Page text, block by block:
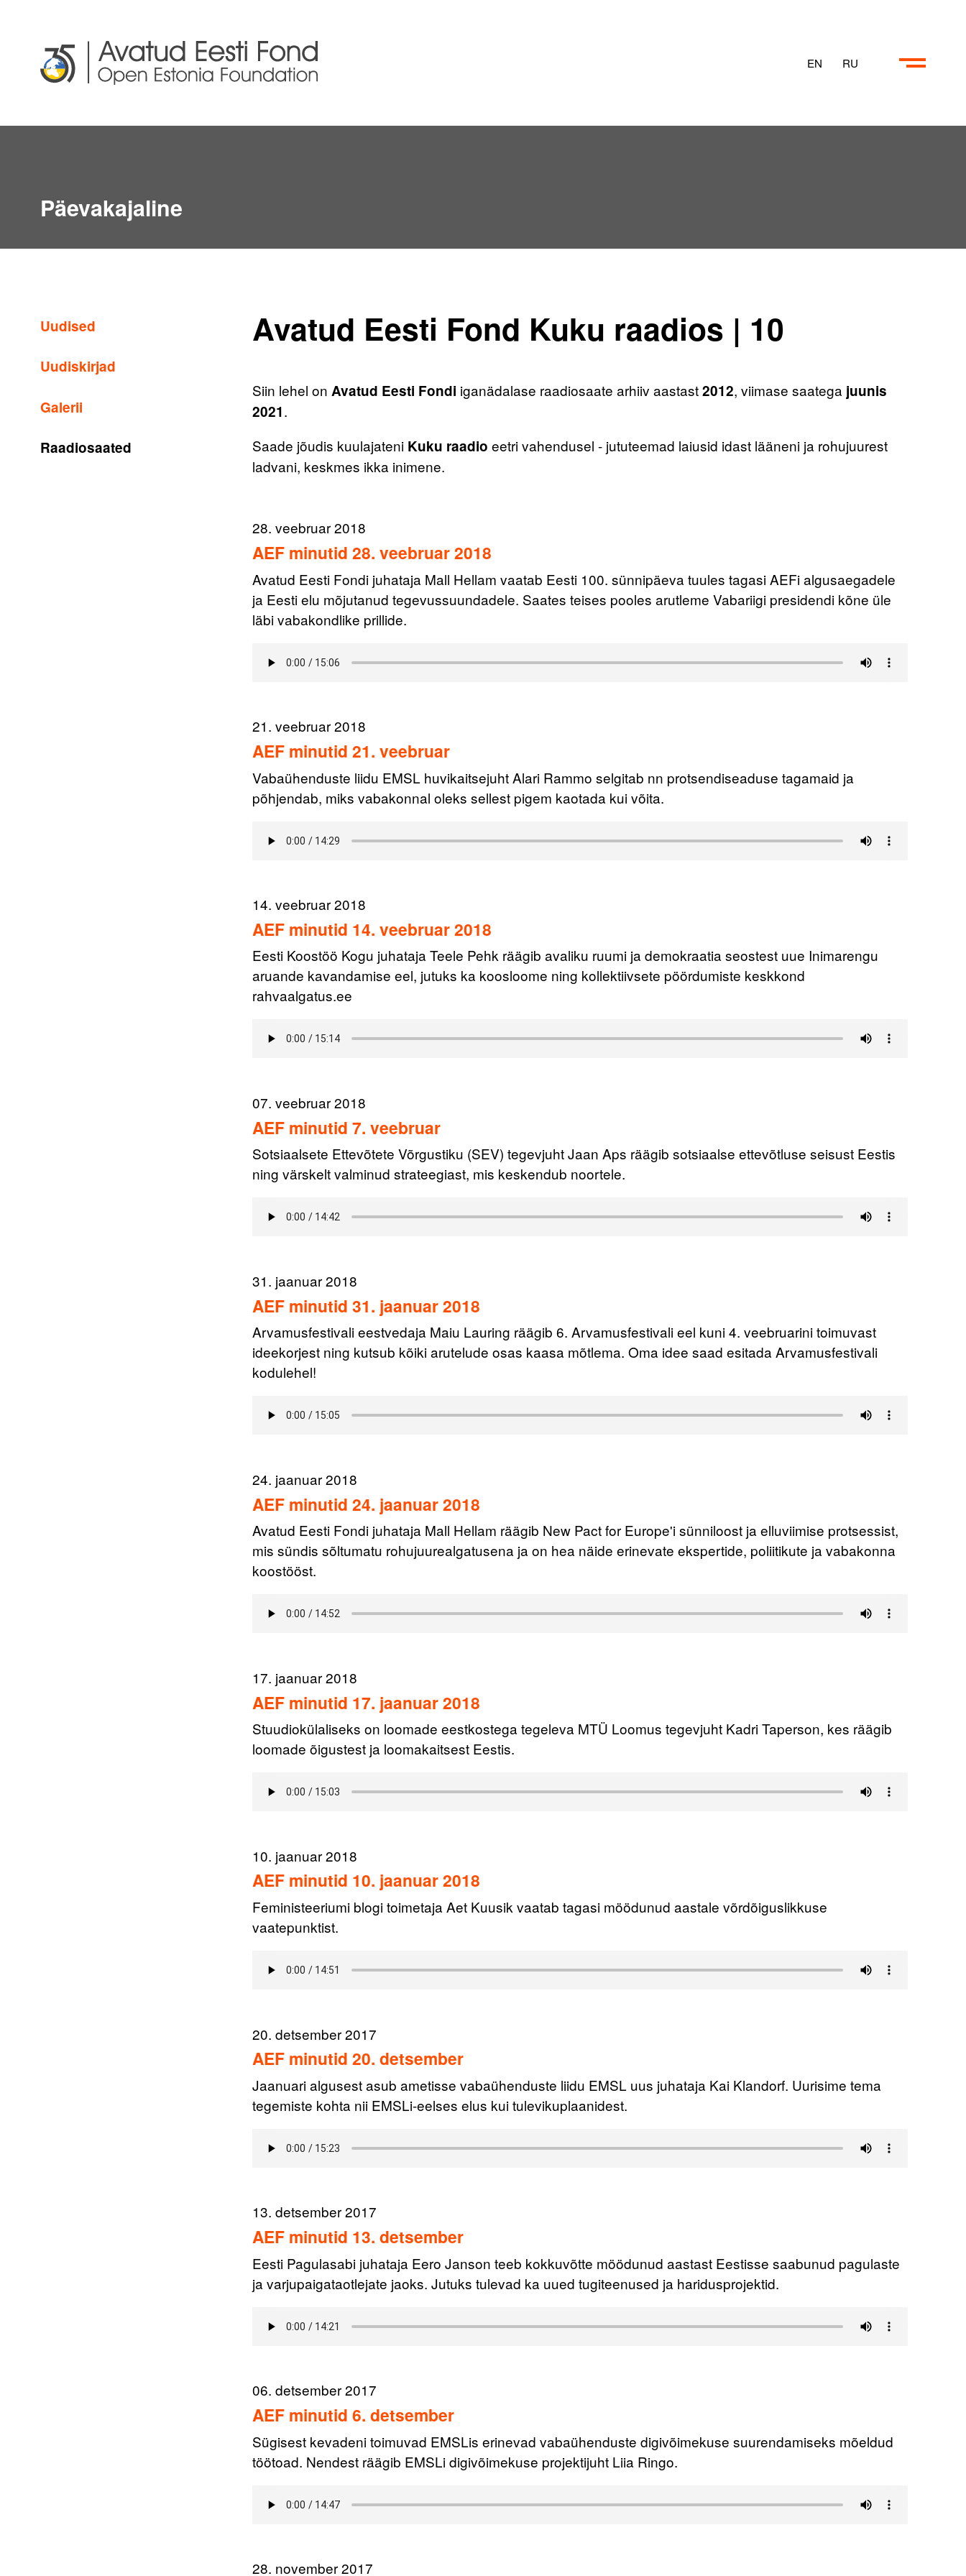
EN RU
Päevakajaline
Uudised
Uudiskirjad
Galerii
Raadiosaated
Avatud Eesti Fond Kuku raadios | 10
Siin lehel on Avatud Eesti Fondi iganädalase raadiosaate arhiiv aastast2012, viimase saatega juunis
2021.
Saade jõudis kuulajateni Kuku raadio eetri vahendusel - jututeemad laiusid idast lääneni ja rohujuurest
ladvani, keskmes ikka inimene.
28. veebruar 2018
AEF minutid 28. veebruar 2018
Avatud Eesti Fondi juhataja Mall Hellam vaatab Eesti 100. sünnipäeva tuules tagasi AEFi algusaegadele
ja Eesti elu mõjutanud tegevussuundadele. Saates teises pooles arutleme Vabariigi presidendi kõne üle
läbi vabakondlike prillide.
21. veebruar 2018
AEF minutid 21. veebruar
Vabaühenduste liidu EMSL huvikaitsejuht Alari Rammo selgitab nn protsendiseaduse tagamaid ja
põhjendab, miks vabakonnal oleks sellest pigem kaotada kui võita.
14. veebruar 2018
AEF minutid 14. veebruar 2018
Eesti Koostöö Kogu juhataja Teele Pehk räägib avaliku ruumi ja demokraatia seostest uue Inimarengu
aruande kavandamise eel, jutuks ka koosloome ning kollektiivsete pöördumiste keskkond
rahvaalgatus.ee
07. veebruar 2018
AEF minutid 7. veebruar
Sotsiaalsete Ettevõtete Võrgustiku (SEV) tegevjuht Jaan Aps räägib sotsiaalse ettevõtluse seisust Eestis
ning värskelt valminud strateegiast, mis keskendub noortele.
31. jaanuar 2018
AEF minutid 31. jaanuar 2018
Arvamusfestivali eestvedaja Maiu Lauring räägib 6. Arvamusfestivali eel kuni 4. veebruarini toimuvast
ideekorjest ning kutsub kõiki arutelude osas kaasa mõtlema. Oma idee saad esitada Arvamusfestivali
kodulehel!
24. jaanuar 2018
AEF minutid 24. jaanuar 2018
Avatud Eesti Fondi juhataja Mall Hellam räägib New Pact for Europe'i sünniloost ja elluviimise protsessist,
mis sündis sõltumatu rohujuurealgatusena ja on hea näide erinevate ekspertide, poliitikute ja vabakonna
koostööst.
17. jaanuar 2018
AEF minutid 17. jaanuar 2018
Stuudiokülaliseks on loomade eestkostega tegeleva MTÜ Loomus tegevjuht Kadri Taperson, kes räägib
loomade õigustest ja loomakaitsest Eestis.
10. jaanuar 2018
AEF minutid 10. jaanuar 2018
Feministeeriumi blogi toimetaja Aet Kuusik vaatab tagasi möödunud aastale võrdõiguslikkuse
vaatepunktist.
20. detsember 2017
AEF minutid 20. detsember
Jaanuari algusest asub ametisse vabaühenduste liidu EMSL uus juhataja Kai Klandorf. Uurisime tema
tegemiste kohta nii EMSLi-eelses elus kui tulevikuplaanidest.
13. detsember 2017
AEF minutid 13. detsember
Eesti Pagulasabi juhataja Eero Janson teeb kokkuvõtte möödunud aastast Eestisse saabunud pagulaste
ja varjupaigataotlejate jaoks. Jutuks tulevad ka uued tugiteenused ja haridusprojektid.
06. detsember 2017
AEF minutid 6. detsember
Sügisest kevadeni toimuvad EMSLis erinevad vabaühenduste digivõimekuse suurendamiseks mõeldud
töötoad. Nendest räägib EMSLi digivõimekuse projektijuht Liia Ringo.
28. november 2017